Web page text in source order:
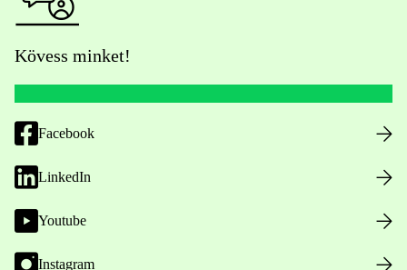
Kövess minket!
Facebook
LinkedIn
Youtube
Instagram